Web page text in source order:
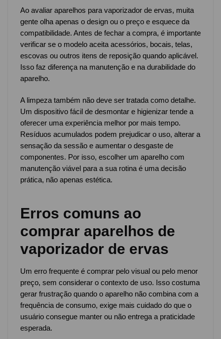
Ao avaliar aparelhos para vaporizador de ervas, muita
gente olha apenas o design ou o preço e esquece da
compatibilidade. Antes de fechar a compra, é importante
verificar se o modelo aceita acessórios, bocais, telas,
escovas ou outros itens de reposição quando aplicável.
Isso faz diferença na manutenção e na durabilidade do
aparelho.
A limpeza também não deve ser tratada como detalhe.
Um dispositivo fácil de desmontar e higienizar tende a
oferecer uma experiência melhor por mais tempo.
Resíduos acumulados podem prejudicar o uso, alterar a
sensação da sessão e aumentar o desgaste de
componentes. Por isso, escolher um aparelho com
manutenção viável para a sua rotina é uma decisão
prática, não apenas estética.
Erros comuns ao
comprar aparelhos de
vaporizador de ervas
Um erro frequente é comprar pelo visual ou pelo menor
preço, sem considerar o contexto de uso. Isso costuma
gerar frustração quando o aparelho não combina com a
frequência de consumo, exige mais cuidado do que o
usuário consegue manter ou não entrega a praticidade
esperada.